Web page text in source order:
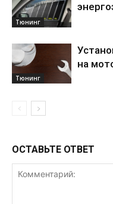
Тюнинг
Тюнинг
на
ОСТАВЬТЕ ОТВЕТ